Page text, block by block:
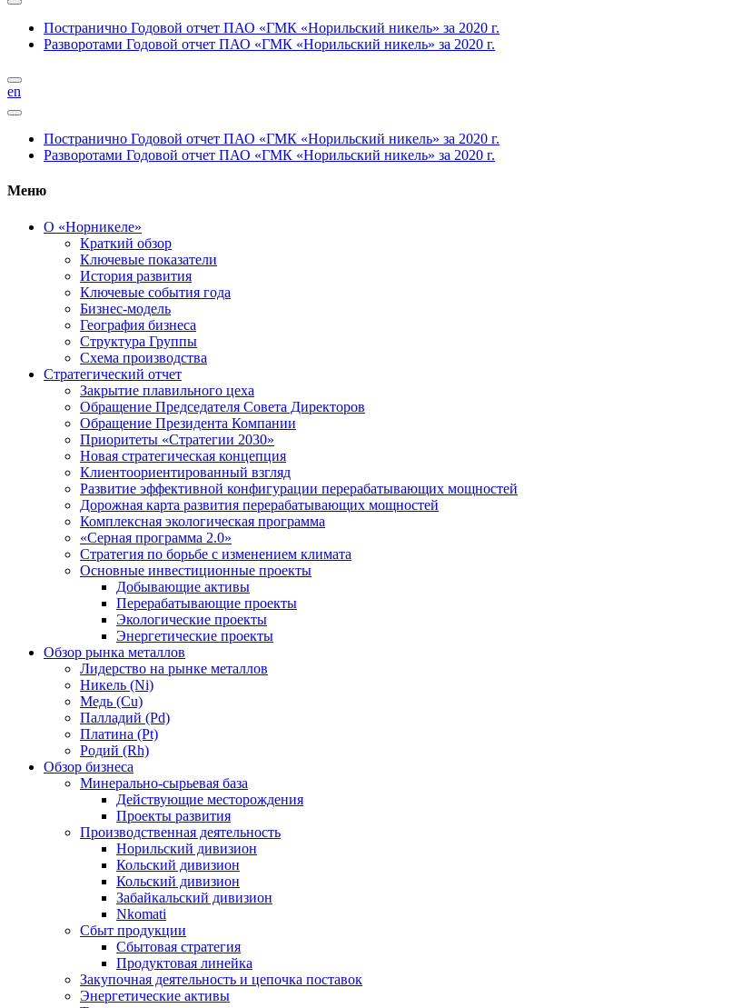
Постранично Годовой отчет ПАО «ГМК «Норильский никель» за 2020 г.
Разворотами Годовой отчет ПАО «ГМК «Норильский никель» за 2020 г.
en
Постранично Годовой отчет ПАО «ГМК «Норильский никель» за 2020 г.
Разворотами Годовой отчет ПАО «ГМК «Норильский никель» за 2020 г.
Меню
О «Норникеле»
Краткий обзор
Ключевые показатели
История развития
Ключевые события года
Бизнес-модель
География бизнеса
Структура Группы
Схема производства
Стратегический отчет
Закрытие плавильного цеха
Обращение Председателя Совета Директоров
Обращение Президента Компании
Приоритеты «Стратегии 2030»
Новая стратегическая концепция
Клиентоориентированный взгляд
Развитие эффективной конфигурации перерабатывающих мощностей
Дорожная карта развития перерабатывающих мощностей
Комплексная экологическая программа
«Серная программа 2.0»
Стратегия по борьбе с изменением климата
Основные инвестиционные проекты
Добывающие активы
Перерабатывающие проекты
Экологические проекты
Энергетические проекты
Обзор рынка металлов
Лидерство на рынке металлов
Никель (Ni)
Медь (Cu)
Палладий (Pd)
Платина (Pt)
Родий (Rh)
Обзор бизнеса
Минерально-сырьевая база
Действующие месторождения
Проекты развития
Производственная деятельность
Норильский дивизион
Кольский дивизион
Кольский дивизион
Забайкальский дивизион
Nkomati
Сбыт продукции
Сбытовая стратегия
Продуктовая линейка
Закупочная деятельность и цепочка поставок
Энергетические активы